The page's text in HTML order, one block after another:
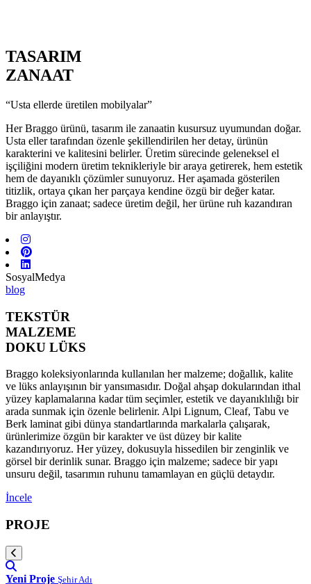
TASARIM
ZANAAT
“Usta ellerde üretilen mobilyalar”
Her Braggo ürünü, tasarım ile zanaatin kusursuz uyumundan doğar.
Usta eller tarafından özenle şekillendirilen her detay, ürünün
karakterini ve kalitesini belirler. Üretim sürecinde geleneksel el
işçiliğini modern üretim teknikleriyle bir araya getirerek, hem estetik
hem de dayanıklı çözümler sunuyoruz. Her aşamada gösterilen
titizlik, ortaya çıkan her parçaya kendine özgü bir değer katar.
Braggo için zanaat; sadece üretim değil, her ürüne ruh kazandıran
bir anlayıştır.
SosyalMedya
blog
TEKSTÜR
MALZEME
DOKU LÜKS
Braggo koleksiyonlarında kullanılan her malzeme; doğallık, kalite
ve lüks anlayışının bir yansımasıdır. Doğal ahşap dokularından ithal
yüzey kaplamalarına kadar tüm seçimler, estetik ve dayanıklılığı bir
arada sunmak için özenle belirlenir. Alpi Lignum, Cleaf, Tabu ve
Berk laminat gibi dünya standartlarında markalarla çalışarak,
ürünlerimize özgün bir karakter ve üst düzey bir kalite
kazandırıyoruz. Her yüzey, dokusuyla hissedilen bir zenginlik ve
görsel bir derinlik sunar. Braggo için malzeme; sadece bir yapı
unsuru değil, tasarımın ruhunu tamamlayan en güçlü detaydır.
İncele
PROJE
Yeni Proje Şehir Adı